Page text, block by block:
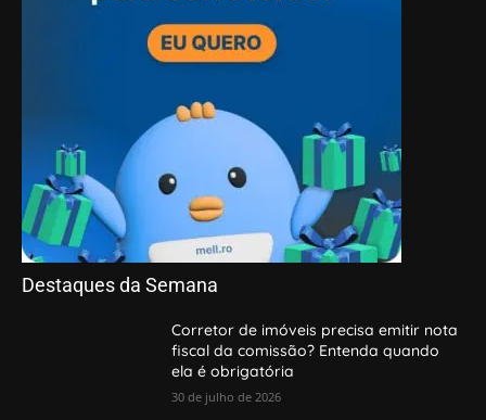
Destaques da Semana
Corretor de imóveis precisa emitir nota
fiscal da comissão? Entenda quando
ela é obrigatória
30 de julho de 2026